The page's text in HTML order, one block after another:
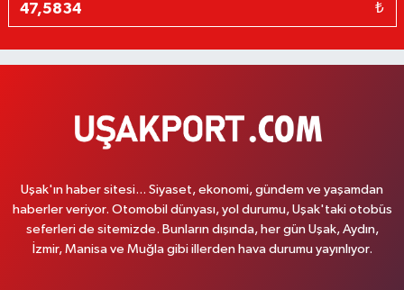
₺
Uşak'ın haber sitesi... Siyaset, ekonomi, gündem ve yaşamdan
haberler veriyor. Otomobil dünyası, yol durumu, Uşak'taki otobüs
seferleri de sitemizde. Bunların dışında, her gün Uşak, Aydın,
İzmir, Manisa ve Muğla gibi illerden hava durumu yayınlıyor.